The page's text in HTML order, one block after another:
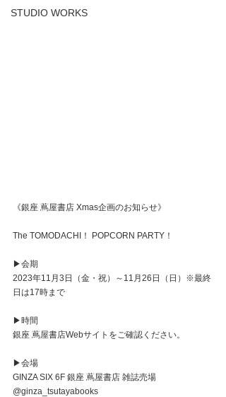
STUDIO WORKS
《銀座 蔦屋書店 Xmas企画のお知らせ》⁡
The TOMODACHI！ POPCORN PARTY！
⁡▶会期
2023年11月3日（金・祝）～11月26日（日）※最終
日は17時まで
▶時間
銀座 蔦屋書店Webサイトをご確認ください。
▶会場
GINZA SIX 6F 銀座 蔦屋書店 雑誌売場
@ginza_tsutayabooks